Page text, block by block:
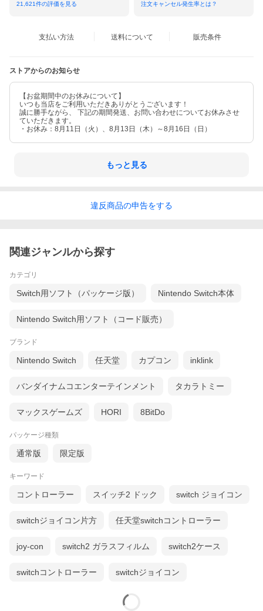
21,621件の評価を見る 注文キャンセル発生率とは？
支払い方法 送料について 販売条件
ストアからのお知らせ
【お盆期間中のお休みについて】
いつも当店をご利用いただきありがとうございます！
誠に勝手ながら、 下記の期間発送、お問い合わせについてお休みさせ
ていただきます。
・お休み：8月11日（火）、8月13日（木）～8月16日（日）
もっと見る
違反商品の申告をする
関連ジャンルから探す
カテゴリ
Switch用ソフト（パッケージ版） Nintendo Switch本体
Nintendo Switch用ソフト（コード販売）
ブランド
Nintendo Switch 任天堂 カプコン inklink
バンダイナムコエンターテインメント タカラトミー
マックスゲームズ HORI 8BitDo
パッケージ種類
通常版 限定版
キーワード
コントローラー スイッチ2 ドック switch ジョイコン
switchジョイコン片方 任天堂switchコントローラー
joy-con switch2 ガラスフィルム switch2ケース
switchコントローラー switchジョイコン